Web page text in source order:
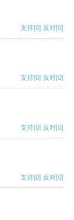
支持[0] 反对[0]
支持[0] 反对[0]
支持[0] 反对[0]
支持[0] 反对[0]